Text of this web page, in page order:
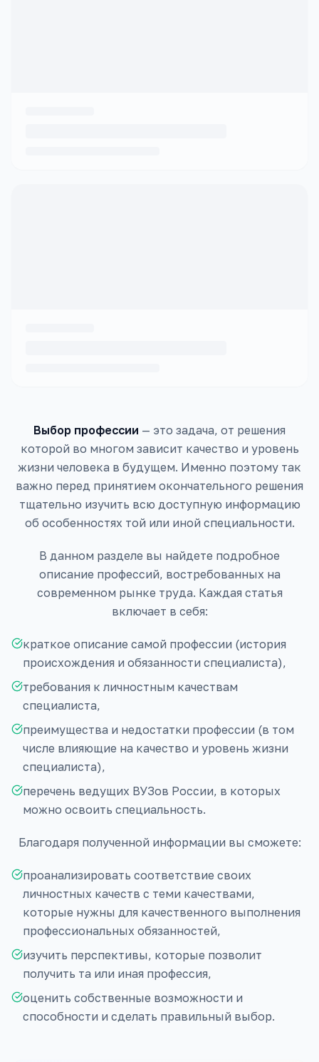
Выбор профессии — это задача, от решения
которой во многом зависит качество и уровень
жизни человека в будущем. Именно поэтому так
важно перед принятием окончательного решения
тщательно изучить всю доступную информацию
об особенностях той или иной специальности.
В данном разделе вы найдете подробное
описание профессий, востребованных на
современном рынке труда. Каждая статья
включает в себя:
краткое описание самой профессии (история
происхождения и обязанности специалиста),
требования к личностным качествам
специалиста,
преимущества и недостатки профессии (в том
числе влияющие на качество и уровень жизни
специалиста),
перечень ведущих ВУЗов России, в которых
можно освоить специальность.
Благодаря полученной информации вы сможете:
проанализировать соответствие своих
личностных качеств с теми качествами,
которые нужны для качественного выполнения
профессиональных обязанностей,
изучить перспективы, которые позволит
получить та или иная профессия,
оценить собственные возможности и
способности и сделать правильный выбор.